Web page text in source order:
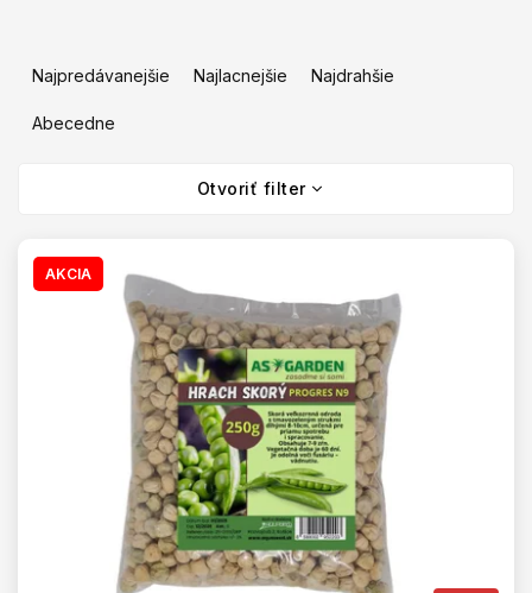
e
Najpredávanejšie Najlacnejšie Najdrahšie
Abecedne
Otvoriť filter
AKCIA